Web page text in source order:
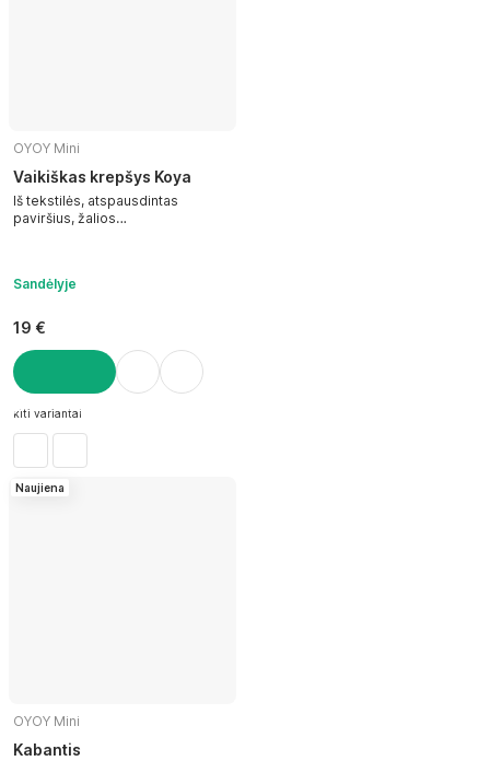
OYOY Mini
Vaikiškas krepšys Koya
Iš tekstilės, atspausdintas
paviršius, žalios
Sandėlyje
19 €
Į KREPŠELĮ
kiti variantai
Naujiena
OYOY Mini
Kabantis